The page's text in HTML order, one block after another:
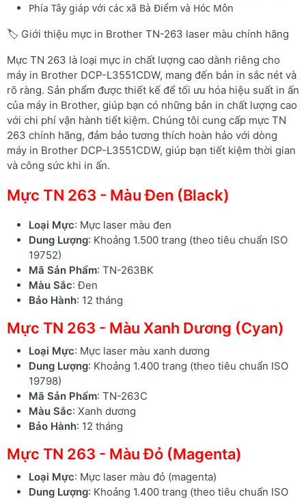
Phía Tây giáp với các xã Bà Điểm và Hóc Môn
🏷️ Giới thiệu mực in Brother TN-263 laser màu chính hãng
Mực TN 263 là loại mực in chất lượng cao dành riêng cho
máy in Brother DCP-L3551CDW, mang đến bản in sắc nét và
rõ ràng. Sản phẩm được thiết kế để tối ưu hóa hiệu suất in ấn
của máy in Brother, giúp bạn có những bản in chất lượng cao
với chi phí vận hành tiết kiệm. Chúng tôi cung cấp mực TN
263 chính hãng, đảm bảo tương thích hoàn hảo với dòng
máy in Brother DCP-L3551CDW, giúp bạn tiết kiệm thời gian
và công sức khi in ấn.
Mực TN 263 - Màu Đen (Black)
Loại Mực: Mực laser màu đen
Dung Lượng: Khoảng 1.500 trang (theo tiêu chuẩn ISO
19752)
Mã Sản Phẩm: TN-263BK
Màu Sắc: Đen
Bảo Hành: 12 tháng
Mực TN 263 - Màu Xanh Dương (Cyan)
Loại Mực: Mực laser màu xanh dương
Dung Lượng: Khoảng 1.400 trang (theo tiêu chuẩn ISO
19798)
Mã Sản Phẩm: TN-263C
Màu Sắc: Xanh dương
Bảo Hành: 12 tháng
Mực TN 263 - Màu Đỏ (Magenta)
Loại Mực: Mực laser màu đỏ (magenta)
Dung Lượng: Khoảng 1.400 trang (theo tiêu chuẩn ISO